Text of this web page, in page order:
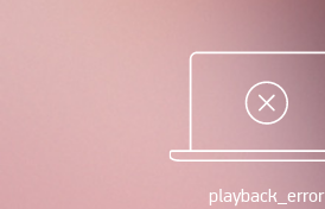
playback_error